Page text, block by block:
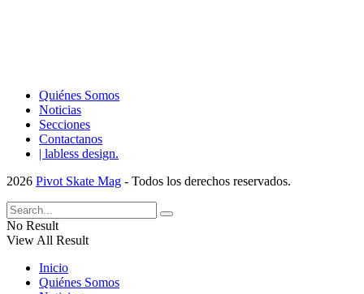
Quiénes Somos
Noticias
Secciones
Contactanos
| labless design.
2026 Pivot Skate Mag - Todos los derechos reservados.
No Result
View All Result
Inicio
Quiénes Somos